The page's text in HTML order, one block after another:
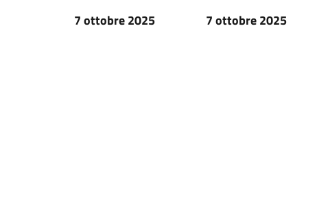
7 ottobre 2025
7 ottobre 2025